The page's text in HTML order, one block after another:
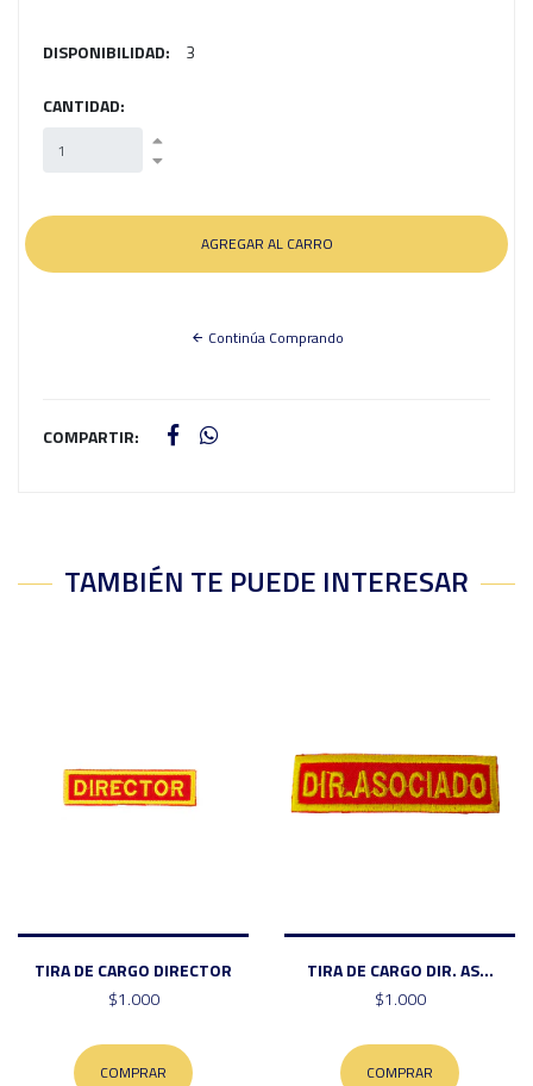
DISPONIBILIDAD: 3
CANTIDAD:
Continúa Comprando
COMPARTIR:
TAMBIÉN TE PUEDE INTERESAR
TIRA DE CARGO DIRECTOR
$1.000
COMPRAR
TIRA DE CARGO DIR. AS...
$1.000
COMPRAR